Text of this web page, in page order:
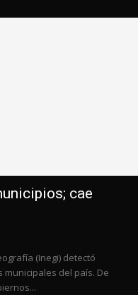
cae
(Inegi) detectó
del país. De